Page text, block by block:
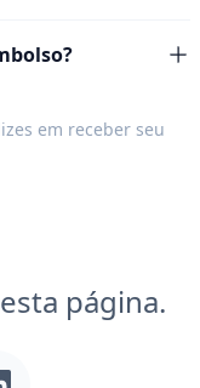
em receber seu
página.